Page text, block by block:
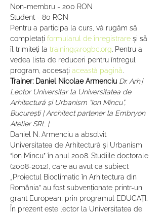
Non-membru - 200 RON
Student - 80 RON
Pentru a participa la curs, vă rugăm să
completați formularul de înregistrare și să
îl trimiteți la training@rogbc.org. Pentru a
vedea lista de reduceri pentru întregul
program, accesați această pagină.
Trainer: Daniel Nicolae Armenciu Dr. Arh.|
Lector Universitar la Universitatea de
Arhitectură și Urbanism “Ion Mincu”,
București | Architect partener la Embryon
Atelier SRL |
Daniel N. Armenciu a absolvit
Universitatea de Arhitectură și Urbanism
“Ion Mincu” în anul 2008. Studiile doctorale
(2008-2012), care au avut ca subiect
„Proiectul Bioclimatic în Arhitectura din
România” au fost subvenționate printr-un
grant European, prin programul EDUCAȚI.
În prezent este lector la Universitatea de